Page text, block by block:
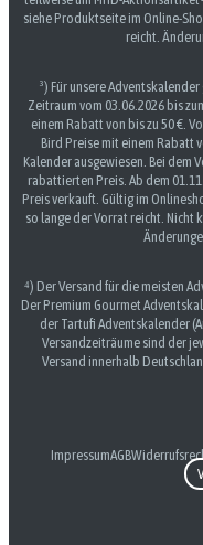
siehe Produktseite im Online-
reicht.
³) Für unsere
Zeitraum vom 03.06.2026 bis
einem Rabatt von bis zu 50 €.
Bird Preise mit einem Rabatt
Kalender ausgewiesen. Bei dem
rabattierten Preis. Ab dem
Preis verkauft. Gültig im
so lange der Vorrat reicht.
⁴) Der Versand für die meisten
Der Premium Gourmet
der Tartufi Adventskalender
Versandzeiträume sind der
Versand innerhalb
ImpressumAGB